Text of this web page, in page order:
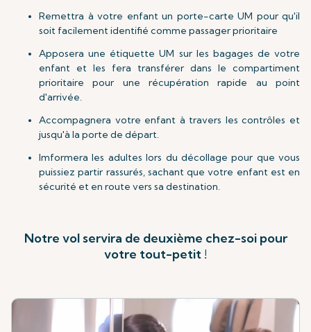
Remettra à votre enfant un porte-carte UM pour qu'il
soit facilement identifié comme passager prioritaire
Apposera une étiquette UM sur les bagages de votre
enfant et les fera transférer dans le compartiment
prioritaire pour une récupération rapide au point
d'arrivée.
Accompagnera votre enfant à travers les contrôles et
jusqu'à la porte de départ.
Imformera les adultes lors du décollage pour que vous
puissiez partir rassurés, sachant que votre enfant est en
sécurité et en route vers sa destination.
Notre vol servira de deuxième chez-soi pour
votre tout-petit !